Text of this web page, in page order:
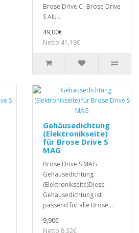
Brose Drive C- Brose Drive
S Alu-..
49,00€
Netto 41,18€
Gehäusedichtung
(Elektronikseite)
für Brose Drive S
MAG
Brose Drive S MAG
Gehäusedichtung
(Elektronikseite)Diese
Gehäusedichtung ist
passend für alle Brose ..
9,90€
Netto 8,32€